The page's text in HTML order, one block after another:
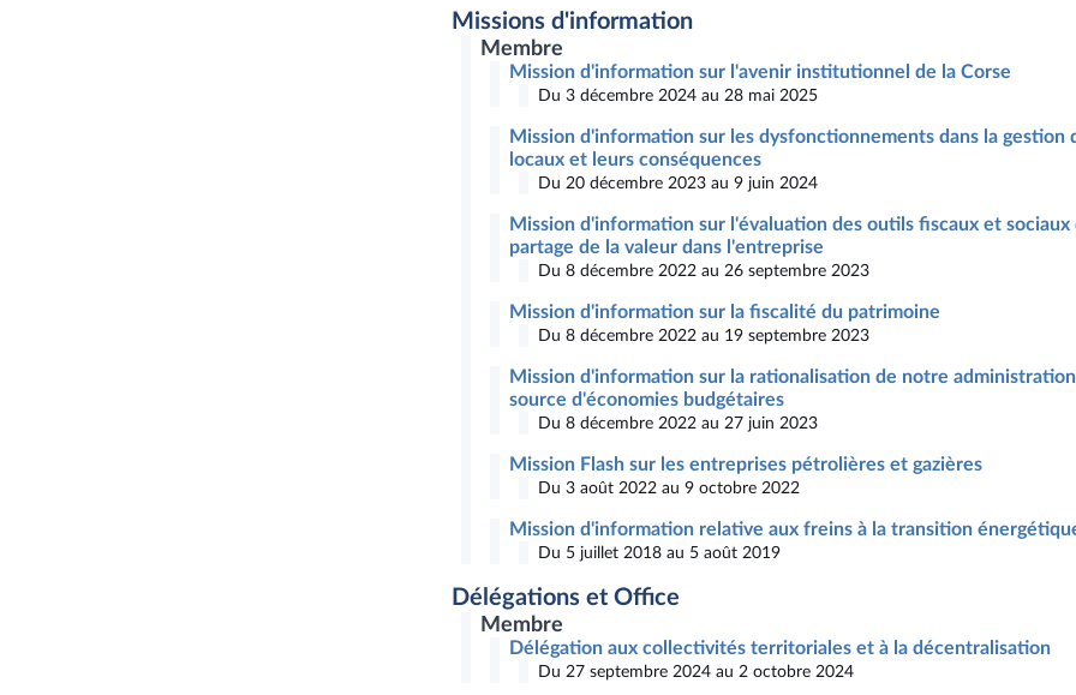
Missions d'information
Membre
Mission d'information sur l'avenir institutionnel de la Corse
Du 3 décembre 2024 au 28 mai 2025
Mission d'information sur les dysfonctionnements dans la gestion
locaux et leurs conséquences
Du 20 décembre 2023 au 9 juin 2024
Mission d'information sur l'évaluation des outils fiscaux et sociaux
partage de la valeur dans l'entreprise
Du 8 décembre 2022 au 26 septembre 2023
Mission d'information sur la fiscalité du patrimoine
Du 8 décembre 2022 au 19 septembre 2023
Mission d'information sur la rationalisation de notre
source d'économies budgétaires
Du 8 décembre 2022 au 27 juin 2023
Mission Flash sur les entreprises pétrolières et gazières
Du 3 août 2022 au 9 octobre 2022
Mission d'information relative aux freins à la transition
Du 5 juillet 2018 au 5 août 2019
Délégations et Office
Membre
Délégation aux collectivités territoriales et à la décentralisation
Du 27 septembre 2024 au 2 octobre 2024